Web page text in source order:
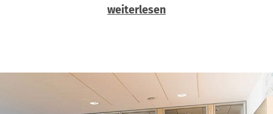
weiterlesen